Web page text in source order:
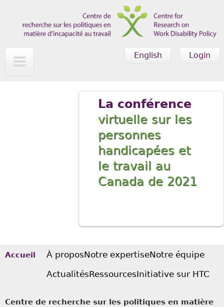
Login
English
La conférence
virtuelle sur les
personnes
handicapées et
le travail au
Canada de 2021
Accueil À proposNotre expertiseNotre équipe
ActualitésRessourcesInitiative sur HTC
Centre de recherche sur les politiques en matière